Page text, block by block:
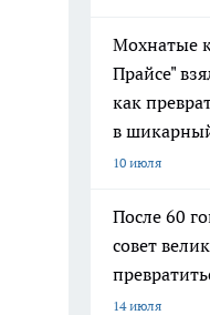
Мохнатые
Прайсе"
как
в
10 июля
После 60
совет
14 июля